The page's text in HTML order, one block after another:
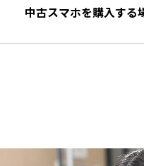
中古スマホを購入する